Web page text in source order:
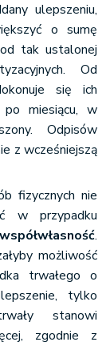
ulepszeniu,
o sumę
tak ustalonej
Od
się ich
po miesiącu, w
Odpisów
z wcześniejszą
fizycznych nie
w przypadku
.
możliwość
trwałego o
tylko
stanowi
zgodnie z